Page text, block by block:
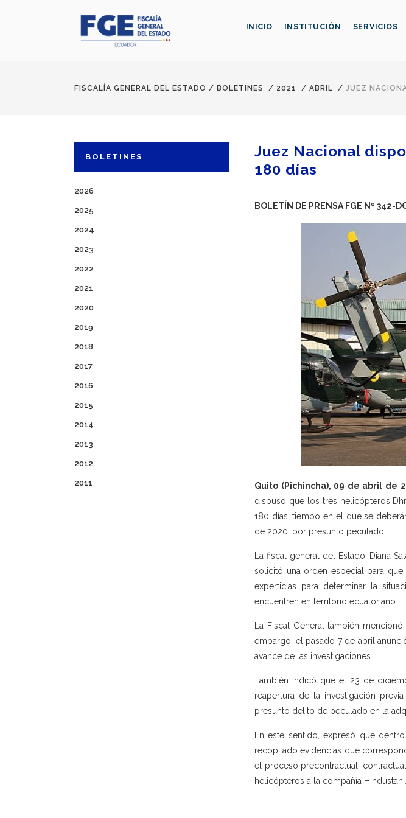
INICIO INSTITUCIÓN SERVICIOS
FISCALÍA GENERAL DEL ESTADO / BOLETINES / 2021 / ABRIL / JUEZ
BOLETINES
2026
2025
2024
2023
2022
2021
2020
2019
2018
2017
2016
2015
2014
2013
2012
2011
Juez Nacional
180 días
BOLETÍN DE PRENSA FGE Nº 342-
Quito (Pichincha), 09 de abril de
dispuso que los tres helicópteros
180 días, tiempo en el que se
de 2020, por presunto peculado.
La fiscal general del Estado, Diana
solicitó una orden especial para
experticias para determinar la
encuentren en territorio ecuatoriano.
La Fiscal General también
embargo, el pasado 7 de abril
avance de las investigaciones.
También indicó que el 23 de
reapertura de la investigación
presunto delito de peculado en la
En este sentido, expresó que
recopilado evidencias que
el proceso precontractual,
helicópteros a la compañía Hindustan